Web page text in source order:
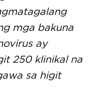
mga bakuna
ay
250 klinikal na
sa higit